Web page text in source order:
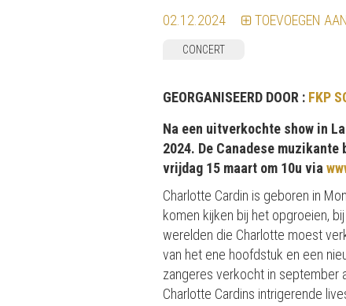
02.12.2024 TOEVOEGEN
CONCERT
GEORGANISEERD DOOR : FKP
Na een uitverkochte show in
2024. De Canadese
vrijdag 15 maart om 10u via
Charlotte Cardin is geboren in
komen kijken bij het opgroeien,
werelden die Charlotte moest
van het ene hoofdstuk en een
zangeres verkocht in september
Charlotte Cardins intrigerende